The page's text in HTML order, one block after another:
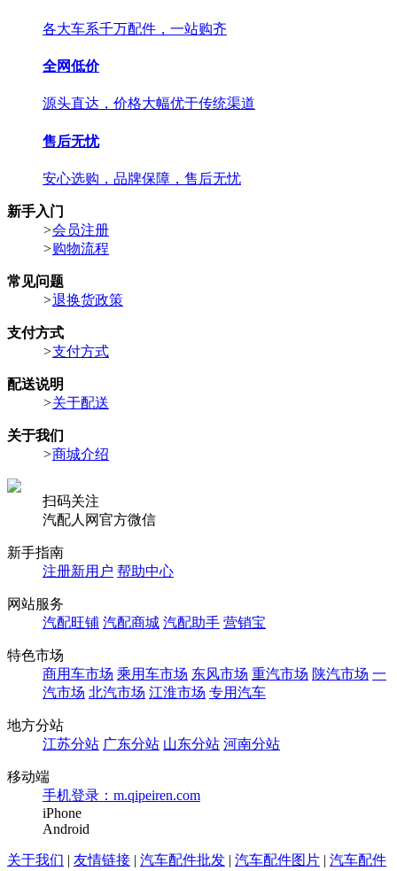
各大车系千万配件，一站购齐
全网低价
源头直达，价格大幅优于传统渠道
售后无忧
安心选购，品牌保障，售后无忧
新手入门
>会员注册
>购物流程
常见问题
>退换货政策
支付方式
>支付方式
配送说明
>关于配送
关于我们
>商城介绍
扫码关注
汽配人网官方微信
新手指南
注册新用户 帮助中心
网站服务
汽配旺铺 汽配商城 汽配助手 营销宝
特色市场
商用车市场 乘用车市场 东风市场 重汽市场 陕汽市场 一
汽市场 北汽市场 江淮市场 专用汽车
地方分站
江苏分站 广东分站 山东分站 河南分站
移动端
手机登录：m.qipeiren.com
iPhone
Android
关于我们 | 友情链接 | 汽车配件批发 | 汽车配件图片 | 汽车配件